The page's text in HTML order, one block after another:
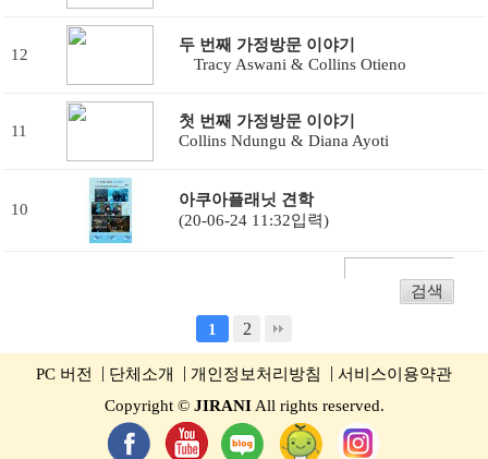
12
두 번째 가정방문 이야기
Tracy Aswani & Collins Otieno
11
첫 번째 가정방문 이야기
Collins Ndungu & Diana Ayoti
10
아쿠아플래닛 견학
(20-06-24 11:32입력)
1 2
PC 버전 단체소개 개인정보처리방침
서비스이용약관
Copyright © JIRANIAll rights reserved.